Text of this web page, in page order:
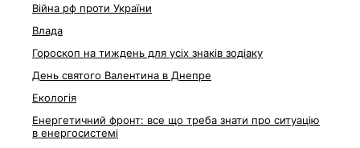
Війна рф проти України
Влада
Гороскоп на тиждень для усіх знаків зодіаку
День святого Валентина в Днепре
Екологія
Енергетичний фронт: все що треба знати про ситуацію
в енергосистемі